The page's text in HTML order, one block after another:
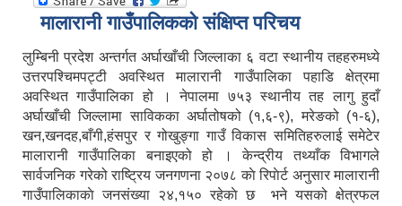
मालारानी गाउँपालिकको संक्षिप्त परिचय
लुम्बिनी प्रदेश अन्तर्गत अर्घाखाँची जिल्लाका ६ वटा स्थानीय तहहरुमध्ये
उत्तरपश्चिमपट्टी अवस्थित मालारानी गाउँपालिका पहाडि क्षेत्रमा
अवस्थित गाउँपालिका हो । नेपालमा ७५३ स्थानीय तह लागु हुदाँ
अर्घाखाँची जिल्लामा साविकका अर्घातोषको (१,६-९), मरेङको (१-६),
खन,खनदह,बाँगी,हंसपुर र गोखुङ्गा गाउँ विकास समितिहरुलाई समेटेर
मालारानी गाउँपालिका बनाइएको हो । केन्द्रीय तथ्याँक विभागले
सार्वजनिक गरेको राष्ट्रिय जनगणना २०७८ काे रिपाेर्ट अनुसार मालारानी
गाउँपालिकाकाे जनसंख्या २४,१५० रहेकाे छ भने यसको क्षेत्रफल